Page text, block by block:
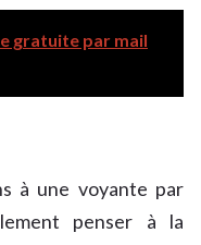
gratuite par mail
à une voyante par
penser à la